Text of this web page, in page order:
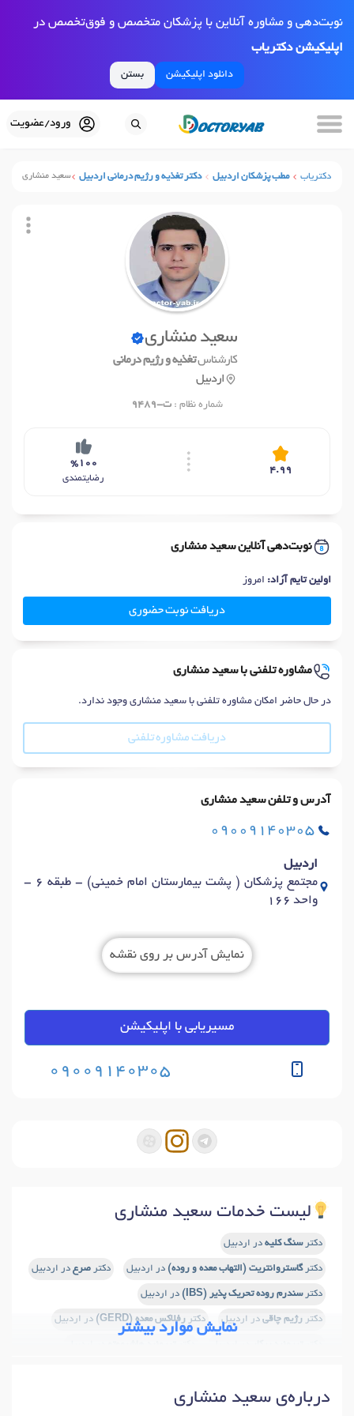
نوبت‌دهی و مشاوره آنلاین با پزشکان متخصص و فوق‌تخصص در
اپلیکیشن دکتریاب
دانلود اپلیکیشن بستن
ورود/عضویت
دکتریاب مطب پزشکان اردبیل دکتر تغذیه و رژیم درمانی اردبیل سعید منشاری
سعید منشاری
کارشناستغذیه و رژیم درمانی
اردبیل
شماره نظام : ت-9489
4.99
%100
رضایتمندی
نوبت‌دهی آنلاین سعید منشاری
اولین تایم آزاد: امروز
دریافت نوبت حضوری
مشاوره تلفنی با سعید منشاری
در حال حاضر امکان مشاوره تلفنی با سعید منشاری وجود ندارد.
دریافت مشاوره تلفنی
آدرس و تلفن سعید منشاری
09009140305
اردبیل
مجتمع پزشکان ( پشت بیمارستان امام خمینی) - طبقه 6 -
واحد 166
نمایش آدرس بر روی نقشه
مسیریابی با اپلیکیشن
09009140305
لیست خدمات سعید منشاری
دکترسنگ کلیه در اردبیل
دکترگاستروانتریت (التهاب معده و روده) در اردبیل دکتر صرع در اردبیل
دکترسندرم روده تحریک پذیر (IBS) در اردبیل
دکتر رژیم چاقی در اردبیل دکتر رفلاکس معده (GERD) در اردبیل
دکترنارسایی کلیهدر اردبیل دکتر
نمایش موارد بیشتر
درباره‌ی سعید منشاری